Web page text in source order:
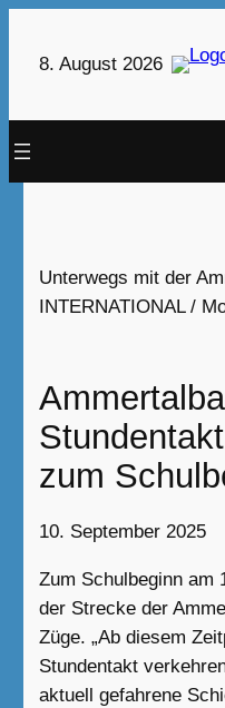
8. August 2026
Unterwegs mit der
INTERNATIONAL /
zum
10. September 2025
Zum Schulbeginn am
der Strecke der
Züge. „Ab diesem
Stundentakt
aktuell gefahrene